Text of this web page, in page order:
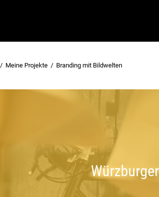
Meine Projekte Branding mit Bildwelten